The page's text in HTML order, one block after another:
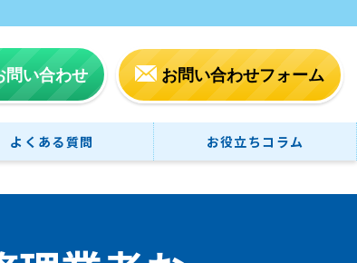
問い合わせ お問い合わせフォーム
よくある質問 お役立ちコラム